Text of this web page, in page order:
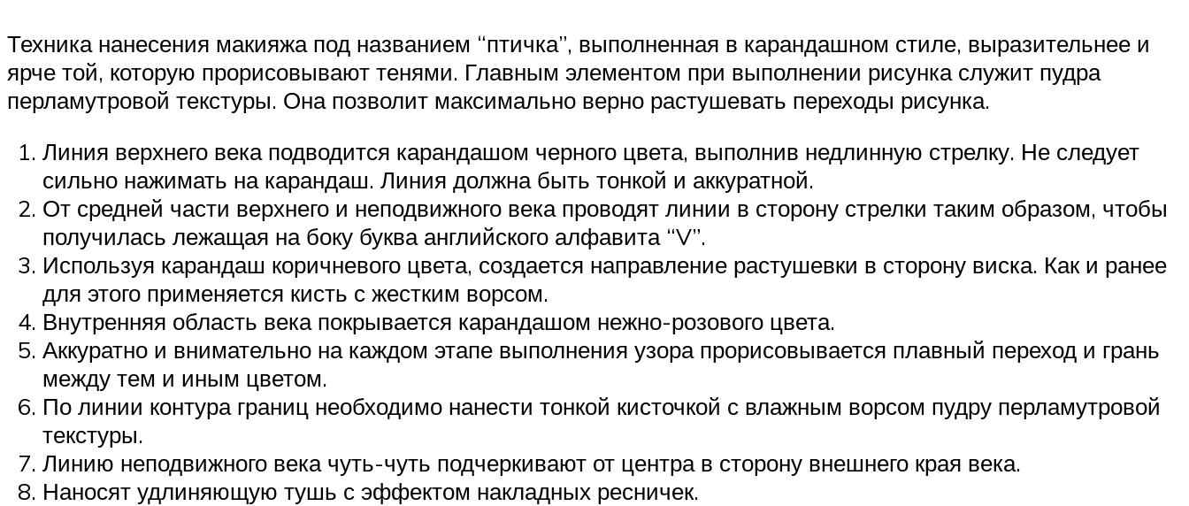
Техника нанесения макияжа под названием “птичка”, выполненная в карандашном стиле, выразительнее и
ярче той, которую прорисовывают тенями. Главным элементом при выполнении рисунка служит пудра
перламутровой текстуры. Она позволит максимально верно растушевать переходы рисунка.
Линия верхнего века подводится карандашом черного цвета, выполнив недлинную стрелку. Не следует
сильно нажимать на карандаш. Линия должна быть тонкой и аккуратной.
От средней части верхнего и неподвижного века проводят линии в сторону стрелки таким образом, чтобы
получилась лежащая на боку буква английского алфавита “V”.
Используя карандаш коричневого цвета, создается направление растушевки в сторону виска. Как и ранее
для этого применяется кисть с жестким ворсом.
Внутренняя область века покрывается карандашом нежно-розового цвета.
Аккуратно и внимательно на каждом этапе выполнения узора прорисовывается плавный переход и грань
между тем и иным цветом.
По линии контура границ необходимо нанести тонкой кисточкой с влажным ворсом пудру перламутровой
текстуры.
Линию неподвижного века чуть-чуть подчеркивают от центра в сторону внешнего края века.
Наносят удлиняющую тушь с эффектом накладных ресничек.